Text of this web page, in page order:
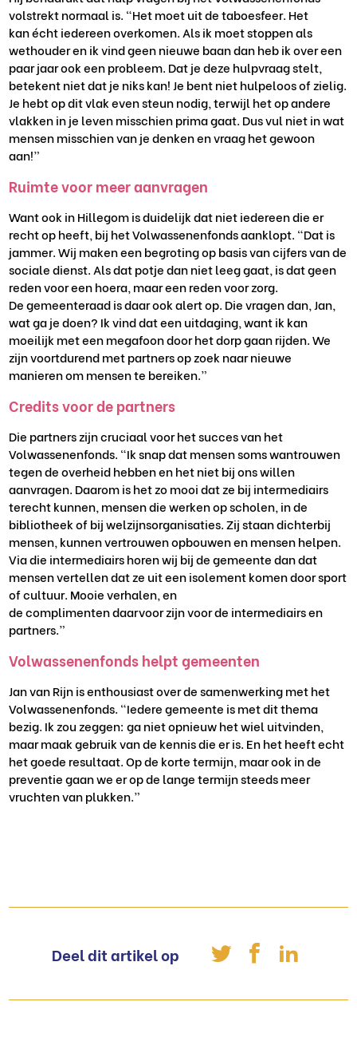
volstrekt normaal is. “Het moet uit de taboesfeer. Het
kanéchtiedereen overkomen. Als ik moet stoppen als
wethouder en ik vind geen nieuwe baan dan heb ik over een
paar jaar ook een probleem. Dat je deze hulpvraag stelt,
betekent niet dat je niks kan! Je bent niet hulpeloos of zielig.
Je hebt op ditvlak evensteunnodig, terwijl het op andere
vlakken in je levenmisschienprima gaat. Dusvul niet in wat
mensen misschien van je denken envraaghetgewoon
aan!”
Ruimte voor meer aanvragen
Want ook in Hillegom is duidelijk dat niet iedereen die er
recht op heeft, bij het Volwassenenfonds aanklopt. “Dat is
jammer. Wij maken een begroting op basis van cijfersvande
sociale dienst. Als dat potje dan niet leeg gaat, is dat geen
reden vooreen hoera, maar een reden voorzorg.
Degemeenteraad is daar ook alert op. Die vragen dan, Jan,
wat ga je doen? Ik vind dat een uitdaging, want ik kan
moeilijk met een megafoon door het dorp gaan rijden. We
zijn voortdurend met partners op zoek naar nieuwe
manieren om mensen te bereiken.”
Creditsvoor de partners
Die partnerszijn cruciaal voor het succes van het
Volwassenenfonds. “Ik snap dat mensen soms wantrouwen
tegen de overheid hebben en het niet bij ons willen
aanvragen. Daarom is het zo mooi dat ze bij intermediairs
terecht kunnen, mensen die werken op scholen, in de
bibliotheekof bij welzijnsorganisaties.Zijstaan dichterbij
mensen, kunnen vertrouwen opbouwen en mensen helpen.
Viadie intermediairs horen wij bij de gemeentedan dat
mensenvertellen dat ze uit een isolement komen door sport
of cultuur. Mooie verhalen, en
decomplimentendaarvoorzijnvoorde intermediairsen
partners.”
Volwassenenfonds helpt gemeenten
Jan van Rijn is enthousiast over de samenwerking met het
Volwassenenfonds. “Iedere gemeente is met dit thema
bezig. Ik zou zeggen: ga niet opnieuw het wiel uitvinden,
maar maak gebruik van de kennis die er is. En het heeft echt
het goede resultaat. Op de korte termijn, maar ook in de
preventie gaan we er op de lange termijn steeds meer
vruchten van plukken.”
Deel dit artikel op